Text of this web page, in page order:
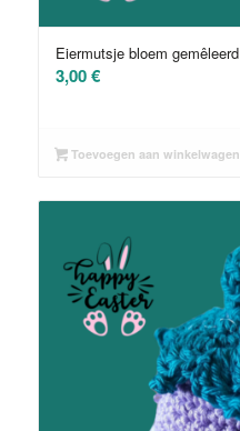
Eiermutsje bloem gemêleerd
3,00€
Toevoegen aan winkelwagen